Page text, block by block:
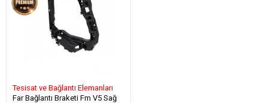
Tesisat ve Bağlantı Elemanları
Far Bağlantı Braketi Fm V5 Sağ